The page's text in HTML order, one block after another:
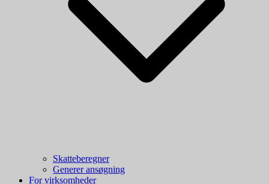
Skatteberegner
Generer ansøgning
For virksomheder